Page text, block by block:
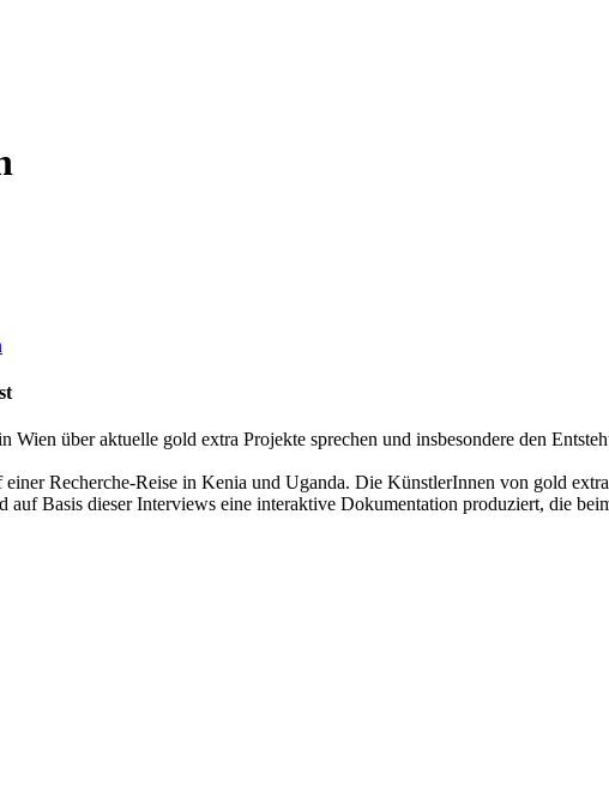
über aktuelle gold extra Projekte sprechen und insbesondere den
Recherche-Reise in Kenia und Uganda. Die KünstlerInnen von gold
Basis dieser Interviews eine interaktive Dokumentation produziert, die